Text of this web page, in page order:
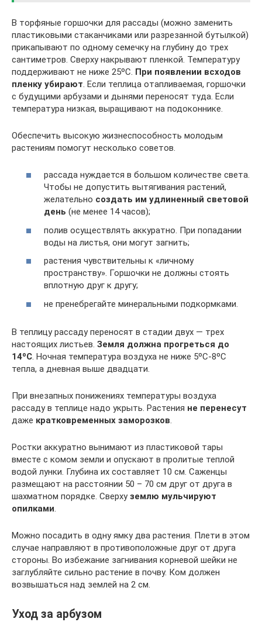
В торфяные горшочки для рассады (можно заменить
пластиковыми стаканчиками или разрезанной бутылкой)
прикапывают по одному семечку на глубину до трех
сантиметров. Сверху накрывают пленкой. Температуру
поддерживают не ниже 25ºC. При появлении всходов
пленку убирают . Если теплица отапливаемая, горшочки
с будущими арбузами и дынями переносят туда. Если
температура низкая, выращивают на подоконнике.
Обеспечить высокую жизнеспособность молодым
растениям помогут несколько советов.
рассада нуждается в большом количестве света.
Чтобы не допустить вытягивания растений,
желательно создать им удлиненный световой
день (не менее 14 часов);
полив осуществлять аккуратно. При попадании
воды на листья, они могут загнить;
растения чувствительны к «личному
пространству». Горшочки не должны стоять
вплотную друг к другу;
не пренебрегайте минеральными подкормками.
В теплицу рассаду переносят в стадии двух — трех
настоящих листьев. Земля должна прогреться до
14ºC . Ночная температура воздуха не ниже 5ºC-8ºC
тепла, а дневная выше двадцати.
При внезапных понижениях температуры воздуха
рассаду в теплице надо укрыть. Растения не перенесут
даже кратковременных заморозков
Ростки аккуратно вынимают из пластиковой тары
вместе с комом земли и опускают в пролитые теплой
водой лунки. Глубина их составляет 10 см. Саженцы
размещают на расстоянии 50 – 70 см друг от друга в
шахматном порядке. Сверхуземлю мульчируют
опилками
Можно посадить в одну ямку два растения. Плети в этом
случае направляют в противоположные друг от друга
стороны. Во избежание загнивания корневой шейки не
заглубляйте сильно растение в почву. Ком должен
возвышаться над землей на 2 см.
Уход за арбузом